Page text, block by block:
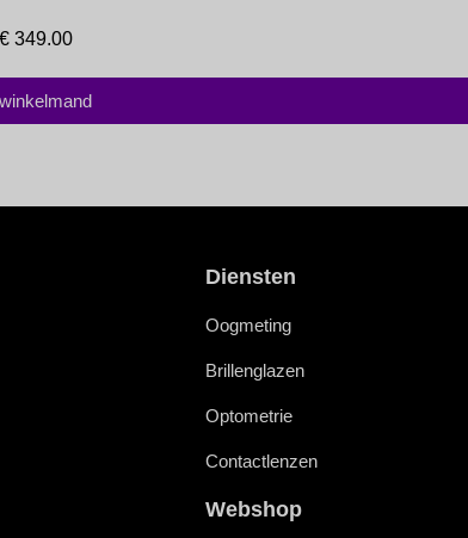
€ 349.00
Diensten
Oogmeting
Brillenglazen
Optometrie
Contactlenzen
Webshop